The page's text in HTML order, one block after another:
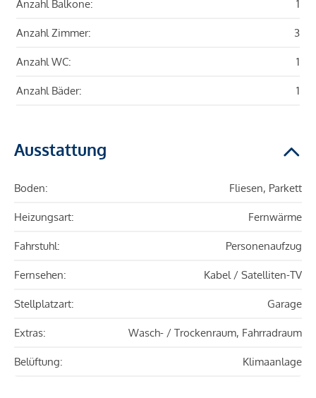
Anzahl Balkone: 1
Anzahl Zimmer: 3
Anzahl WC: 1
Anzahl Bäder: 1
Ausstattung
Boden: Fliesen, Parkett
Heizungsart: Fernwärme
Fahrstuhl: Personenaufzug
Fernsehen: Kabel / Satelliten-TV
Stellplatzart: Garage
Extras: Wasch- / Trockenraum, Fahrradraum
Belüftung: Klimaanlage